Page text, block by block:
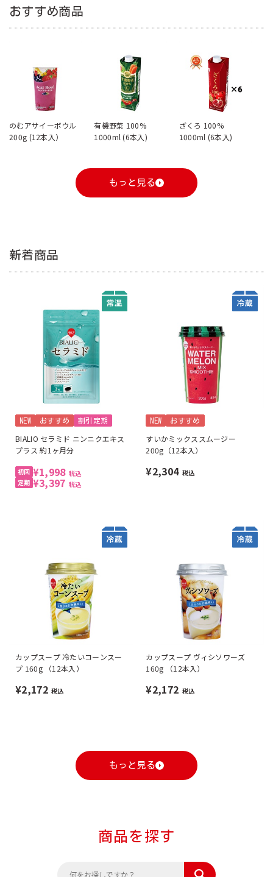
おすすめ商品
のむアサイーボウル
200g (12本入）
有機野菜 100%
1000ml (6本入)
ざくろ 100%
1000ml (6本入)
もっと見る
新着商品
NEW おすすめ 割引定期
BIALIO セラミド ニンニクエキス
プラス 約1ヶ月分
¥1,998 税込
¥3,397 税込
NEW おすすめ
すいかミックススムージー
200g（12本入）
¥2,304 税込
カップスープ 冷たいコーンスー
プ 160g （12本入）
¥2,172 税込
カップスープ ヴィシソワーズ
160g （12本入）
¥2,172 税込
もっと見る
商品を探す